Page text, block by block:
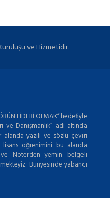
ve Hizmetidir.
LİDERİ OLMAK” hedefiyle
Danışmanlık” adı altında
yazılı ve sözlü çeviri
öğrenimini bu alanda
ve Noterden yemin belgeli
Bünyesinde yabancı